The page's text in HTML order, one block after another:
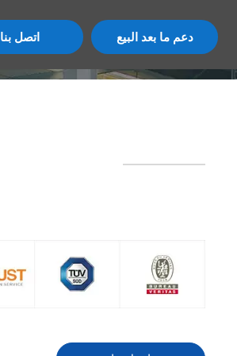
اتصل بنا دعم ما بعد البيع